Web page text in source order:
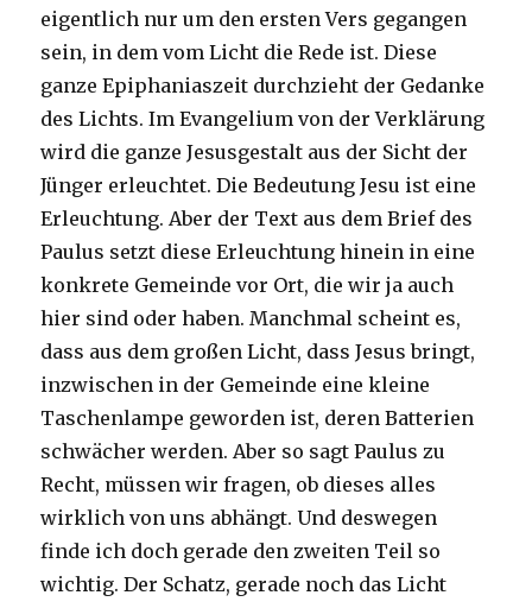
eigentlich nur um den ersten Vers gegangen
sein, in dem vom Licht die Rede ist. Diese
ganze Epiphaniaszeit durchzieht der Gedanke
des Lichts. Im Evangelium von der Verklärung
wird die ganze Jesusgestalt aus der Sicht der
Jünger erleuchtet. Die Bedeutung Jesu ist eine
Erleuchtung. Aber der Text aus dem Brief des
Paulus setzt diese Erleuchtung hinein in eine
konkrete Gemeinde vor Ort, die wir ja auch
hier sind oder haben. Manchmal scheint es,
dass aus dem großen Licht, dass Jesus bringt,
inzwischen in der Gemeinde eine kleine
Taschenlampe geworden ist, deren Batterien
schwächer werden. Aber so sagt Paulus zu
Recht, müssen wir fragen, ob dieses alles
wirklich von uns abhängt. Und deswegen
finde ich doch gerade den zweiten Teil so
wichtig. Der Schatz, gerade noch das Licht